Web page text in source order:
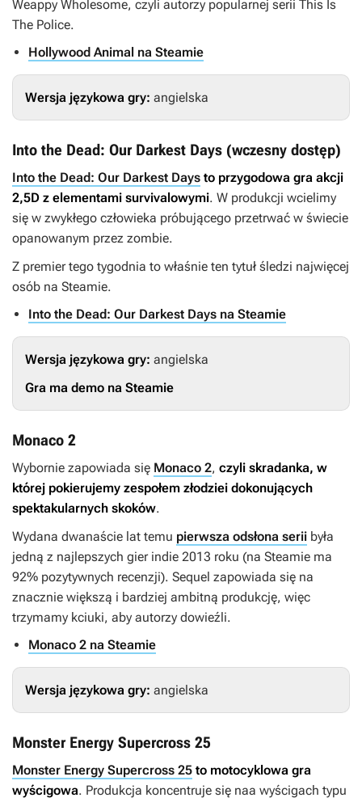
Weappy Wholesome, czyli autorzy popularnej serii This Is
The Police.
Hollywood Animal na Steamie
Wersja językowa gry: angielska
Into the Dead: Our Darkest Days (wczesny dostęp)
Into the Dead: Our Darkest Days to przygodowa gra akcji
2,5D z elementami survivalowymi. W produkcji wcielimy
się w zwykłego człowieka próbującego przetrwać w świecie
opanowanym przez zombie.
Z premier tego tygodnia to właśnie ten tytuł śledzi najwięcej
osób na Steamie.
Into the Dead: Our Darkest Days na Steamie
Wersja językowa gry: angielska
Gra ma demo na Steamie
Monaco 2
Wybornie zapowiada się Monaco 2, czyli skradanka, w
której pokierujemy zespołem złodziei dokonujących
spektakularnych skoków.
Wydana dwanaście lat temu pierwsza odsłona serii była
jedną z najlepszych gier indie 2013 roku (na Steamie ma
92% pozytywnych recenzji). Sequel zapowiada się na
znacznie większą i bardziej ambitną produkcję, więc
trzymamy kciuki, aby autorzy dowieźli.
Monaco 2 na Steamie
Wersja językowa gry: angielska
Monster Energy Supercross 25
Monster Energy Supercross 25 to motocyklowa gra
wyścigowa. Produkcja koncentruje się naa wyścigach typu